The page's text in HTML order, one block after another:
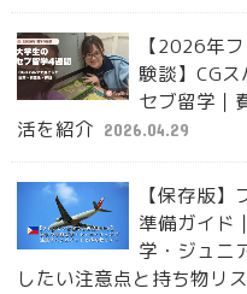
【2026年
験談】CG
セブ留学｜
活を紹介 2026.04.29
【保存版
準備ガイド
学・ジュニ
したい注意点と持ち物リ